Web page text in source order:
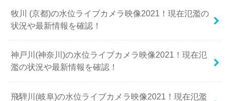
牧川 (京都)の水位ライブカメラ映像2021！現在氾濫の
状況や最新情報を確認！
神戸川(神奈川)の水位ライブカメラ映像2021！現在氾
濫の状況や最新情報を確認！
飛騨川(岐阜)の水位ライブカメラ映像2021！現在氾濫